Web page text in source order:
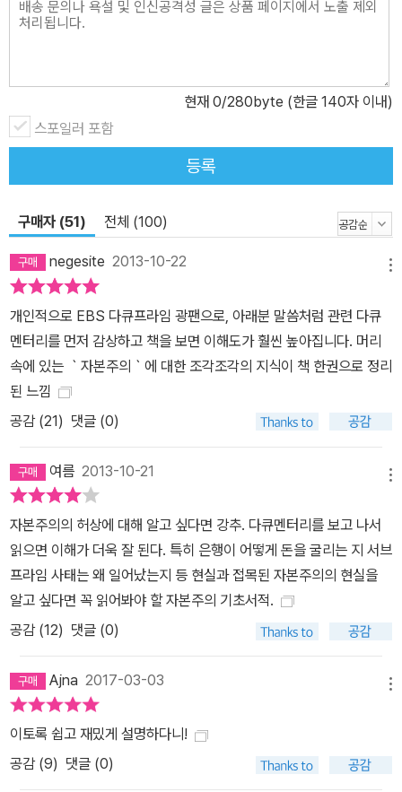
등 자본주의 사회의 숨은 진실과 무서움에 관해 책은 경고한다. 그리
를 처음으로 묘사했던 1776년 아담 스미스의 『국부론』으로 거슬러
올라가 스미스와 마르크스의 관점에서 지금의 자본주의를 바라보기
도 하고, 케인스와 하이에크의 ‘시장’이냐 ‘정부’냐 논쟁에서 벗어나
결국엔 ‘사람’이 가장 중요하다는 결론을 내린다. 경제학의 기본 원리
해소해 주는 데 세계 32명의 석학들이 도움을 주었다. 변호사이기도
한 엘렌 브라운 미국 공공은행 연구소 대표는 이렇게 말한다. “어른이
되면 돈이 어디서 생기는지 알까요? 이걸 아는 어른보다는 아기가 어
디서 생기는지 아는 10살짜리가 더 많을 겁니다. 우리는 학교에서 이
런 것들을 배우지 못했습니다. 어떻게 돈이 시스템으로 들어오는지
가르치지 않습니다. 사람들은 정부 인쇄기를 보고 정부가 돈을 만들
행(FRB)이라 부르는 곳의 정식 명칭)가 돈을 발행합니다. 다른 사람
고, 은행을 위해서 일합니다(정부기관이 아니다). 왜 학교에 이런 수
업이 없을까요? 대학에는 많은 경제학과 학생들, 경영대학원 학생들
이 있습니다. 하지만 이런 것에 대해 모릅니다. 맞습니다. 의도적으로
감췄다고 생각합니다. 제 아들은 경제학을 공부하는 대학원생입니다.
계량경제학을 전공하는데, 졸업 논문을 쓰는 데 어려움을 겪고 있었
습니다. 제가 이런 중요한 이슈에 대해서 써보라고 했더니 은행(금융)
관련 수업을 안 들었다는 겁니다. 지난 5년 동안 경제학을 공부하고
대학원에 다니면서 은행 수업을 듣지 않았답니다. 필수 과목이 아니
라 전공 과목이라서요. 상황이 이렇습니다.” 고등학교 경제 교과서에
보면 수요와 공급의 법칙이 설명되어 있다. 가격이 내려가면 소비자
의 수요량은 늘어나고, 가격이 오르면 생산자는 생산량을 늘린다는
것이다. 그리고 수요량과 공급량이 만나는 지점에서 가격이 결정된다
현재 0/280byte (한글 140자 이내)
스포일러 포함
등록
구매자 (51) 전체 (100)
negesite 2013-10-22
개인적으로 EBS 다큐프라임 광팬으로, 아래분 말씀처럼 관련 다큐
멘터리를 먼저 감상하고 책을 보면 이해도가 훨씬 높아집니다. 머리
속에 있는 ｀자본주의｀에 대한 조각조각의 지식이 책 한권으로 정리
된 느낌
공감 (21) 댓글 (0)
여름 2013-10-21
자본주의의 허상에 대해 알고 싶다면 강추. 다큐멘터리를 보고 나서
읽으면 이해가 더욱 잘 된다. 특히 은행이 어떻게 돈을 굴리는 지 서브
프라임 사태는 왜 일어났는지 등 현실과 접목된 자본주의의 현실을
알고 싶다면 꼭 읽어봐야 할 자본주의 기초서적.
공감 (12) 댓글 (0)
Ajna 2017-03-03
이토록 쉽고 재밌게 설명하다니!
공감 (9) 댓글 (0)